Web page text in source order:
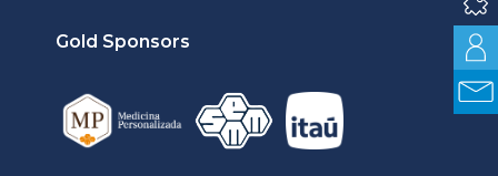
Gold Sponsors